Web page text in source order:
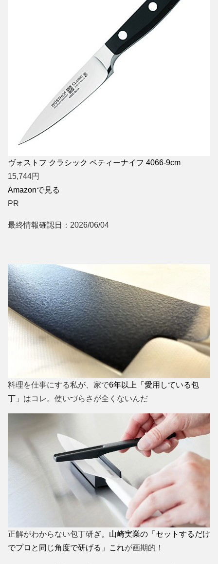
ヴォストフ クラシック ペティーナイフ 4066-9cm
15,744円
Amazonで見る
PR
最終情報確認日：2026/06/04
料理を仕事にする私が、家で6年以上「愛用している包
丁」 はコレ。使いづらさが全くないんだ
正解がわからない包丁研ぎ。 山崎実業の「セットするだけ
でプロと同じ角度で研げる」これが画期的！